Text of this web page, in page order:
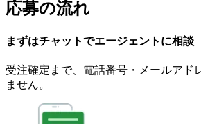
応募の流れ
まずはチャットでエージェント に相談
受注確定まで、 電話番号・メールアド
ません。